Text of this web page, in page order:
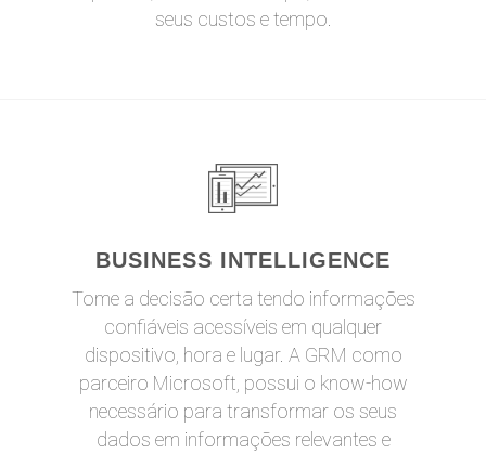
seus custos e tempo.
BUSINESS INTELLIGENCE
Tome a decisão certa tendo informações
confiáveis acessíveis em qualquer
dispositivo, hora e lugar. A GRM como
parceiro Microsoft, possui o know-how
necessário para transformar os seus
dados em informações relevantes e